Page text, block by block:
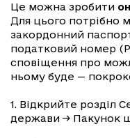
Це можна зробити
Для цього потрібно
закордонний
податковий номер
сповіщення про
ньому буде —
1. Відкрийте розділ
держави → Пакунок